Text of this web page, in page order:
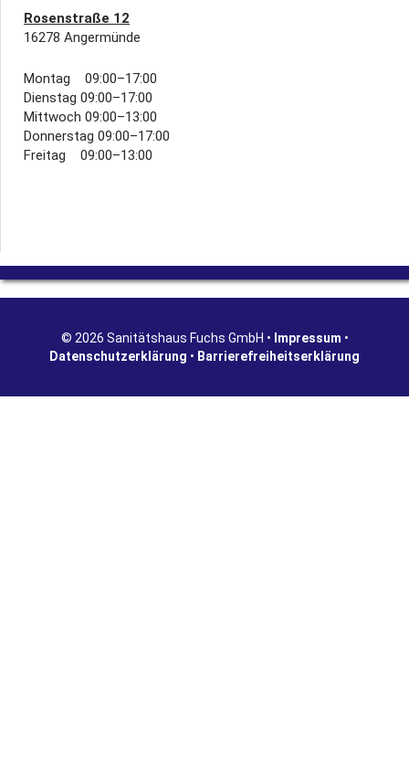
Rosenstraße 12
16278 Angermünde
Montag 09:00–17:00
Dienstag 09:00–17:00
Mittwoch 09:00–13:00
Donnerstag 09:00–17:00
Freitag 09:00–13:00
© 2026 Sanitätshaus Fuchs GmbH • Impressum •
Datenschutzerklärung • Barrierefreiheitserklärung